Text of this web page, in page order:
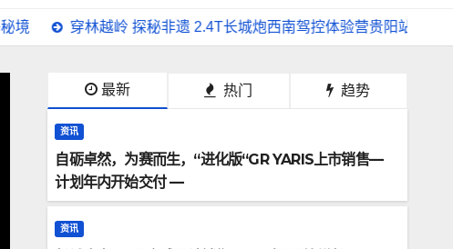
穿林越岭 探秘非遗 2.4T长城炮西南驾控体验营贵阳站燃擎启动
最新 热门 趋势
资讯
自砺卓然，为赛而生，“进化版“GR YARIS上市销售—
计划年内开始交付 —
资讯